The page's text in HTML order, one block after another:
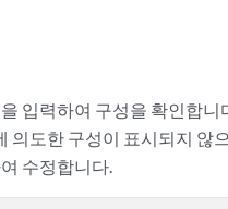
입력하여 구성을 확인합니
의도한 구성이 표시되지 않
수정합니다.